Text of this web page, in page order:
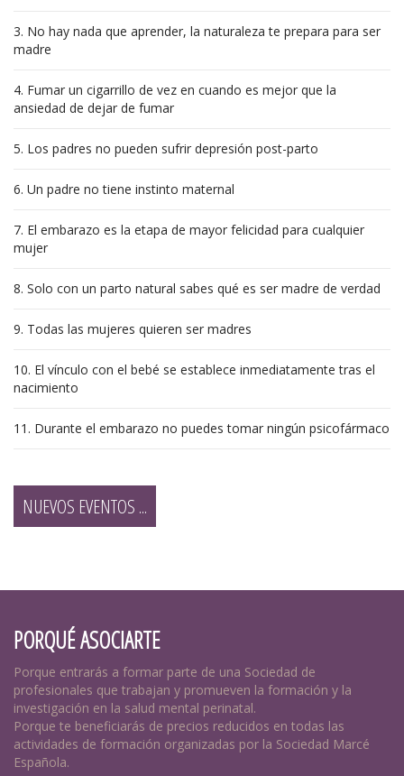
3. No hay nada que aprender, la naturaleza te prepara para ser
madre
4. Fumar un cigarrillo de vez en cuando es mejor que la
ansiedad de dejar de fumar
5. Los padres no pueden sufrir depresión post-parto
6. Un padre no tiene instinto maternal
7. El embarazo es la etapa de mayor felicidad para cualquier
mujer
8. Solo con un parto natural sabes qué es ser madre de verdad
9. Todas las mujeres quieren ser madres
10. El vínculo con el bebé se establece inmediatamente tras el
nacimiento
11. Durante el embarazo no puedes tomar ningún psicofármaco
NUEVOS EVENTOS ...
PORQUÉ ASOCIARTE
Porque entrarás a formar parte de una Sociedad de
profesionales que trabajan y promueven la formación y la
investigación en la salud mental perinatal.
Porque te beneficiarás de precios reducidos en todas las
actividades de formación organizadas por la Sociedad Marcé
Española.